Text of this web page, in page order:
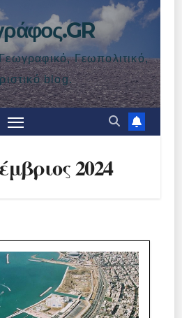
Γεωπολιτικό,
blog.
2024